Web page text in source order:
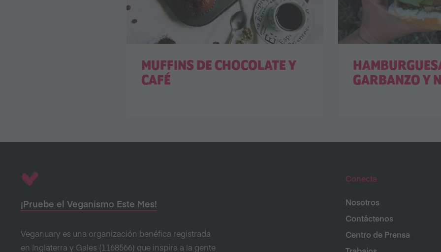
MUFFINS DE CHOCOLATE Y
CAFÉ
GARBANZO Y
¡Pruebe el Veganismo Este Mes!
Veganuary es una organización benéfica registrada
en Inglaterra y Gales (1168566) que inspira a la gente
Conecta
Nosotros
Contáctenos
Centro de Prensa